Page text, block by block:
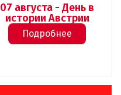
07 августа - День в
истории Австрии
Подробнее